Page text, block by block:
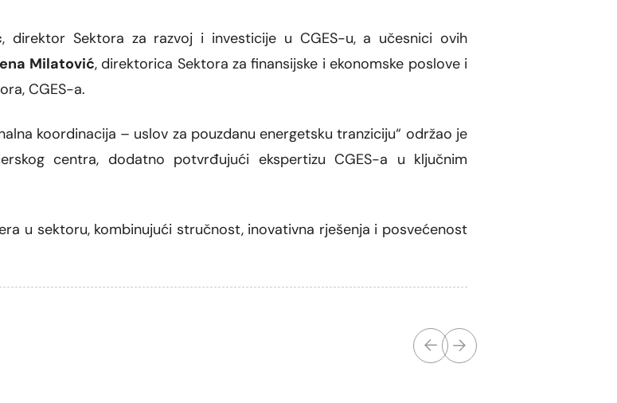
, direktor Sektora za razvoj i investicije u CGES-u, a učesnici ovih
Milatović, direktorica Sektora za finansijske i ekonomske poslove i
CGES-a.
koordinacija – uslov za pouzdanu energetsku tranziciju“ održao je
centra, dodatno potvrđujući ekspertizu CGES-a u ključnim
u sektoru, kombinujući stručnost, inovativna rješenja i posvećenost